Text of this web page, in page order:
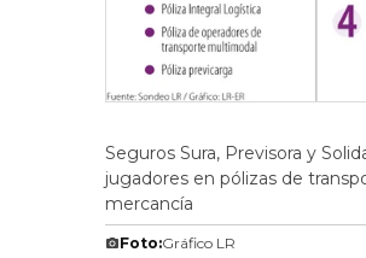
Seguros Sura, Previsora y
jugadores en pólizas de
mercancía
Foto:Gráfico LR